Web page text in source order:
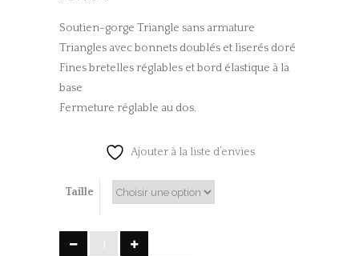
Soutien-gorge Triangle sans armature
Triangles avec bonnets doublés et liserés doré
Fines bretelles réglables et bord élastique à la
base
Fermeture réglable au dos.
Ajouter à la liste d’envies
Taille